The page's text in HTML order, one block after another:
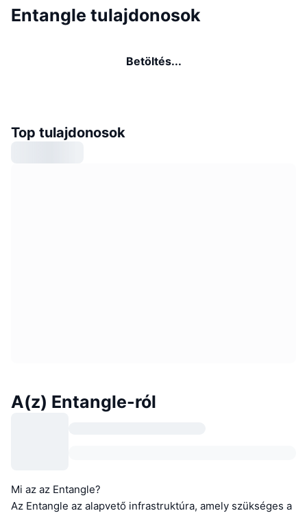
Entangle tulajdonosok
Betöltés...
Top tulajdonosok
A(z) Entangle-ról
Mi az az Entangle?
Az Entangle az alapvető infrastruktúra, amely szükséges a